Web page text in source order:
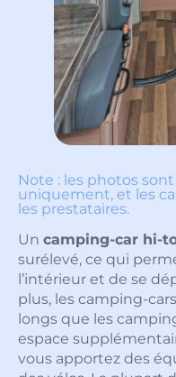
Note : les photos
uniquement, et les
les prestataires.
Un camping-car hi-
surélevé, ce qui
l’intérieur et de se
plus, les camping-
longs que les
espace
vous apportez des